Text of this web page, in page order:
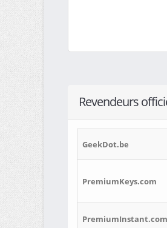
Revendeurs
GeekDot.be
PremiumKeys.com
PremiumInstant.com